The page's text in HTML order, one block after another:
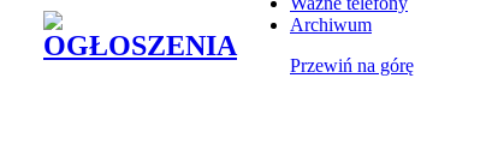
Archiwum
Przewiń na górę